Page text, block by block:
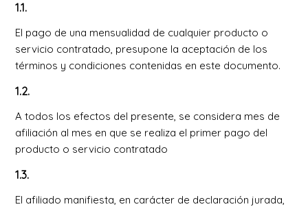
1.1.
El pago de una mensualidad de cualquier producto o
servicio contratado, presupone la aceptación de los
términos y condiciones contenidas en este documento.
1.2.
A todos los efectos del presente, se considera mes de
afiliación al mes en que se realiza el primer pago del
producto o servicio contratado
1.3.
El afiliado manifiesta, en carácter de declaración jurada,